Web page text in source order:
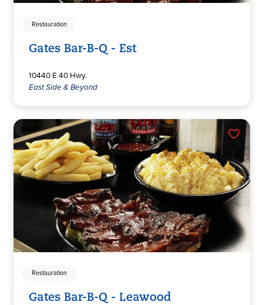
Restauration
Gates Bar-B-Q - Est
10440 E 40 Hwy.
East Side & Beyond
Restauration
Gates Bar-B-Q - Leawood